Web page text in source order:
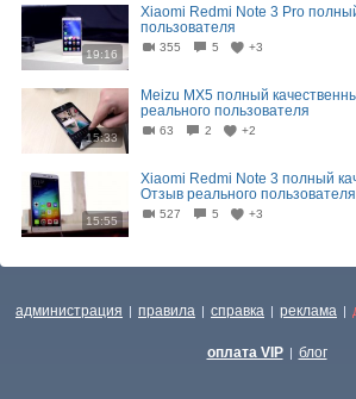
19:16
Xiaomi Redmi Note 3 Pro
пользователя
355 5 +3
15:33
Meizu MX5 полный
реального пользователя
63 2 +2
15:55
Xiaomi Redmi Note 3 полный
Отзыв реального
527 5 +3
администрация | правила | справка | реклама |
оплата VIP | блог